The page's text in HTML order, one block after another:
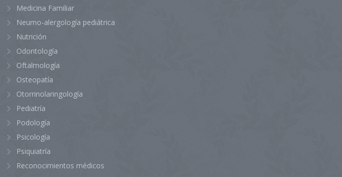
Medicina Familiar
Neumo-alergología pediátrica
Nutrición
Odontología
Oftalmología
Osteopatía
Otorrinolaringología
Pediatría
Podología
Psicología
Psiquiatría
Reconocimientos médicos